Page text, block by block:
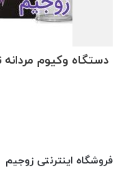
دستگاه وکیوم مردانه
فروشگاه اینترنتی زوجیم